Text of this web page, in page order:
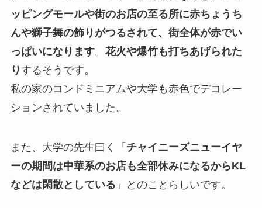
ッピングモールや街のお店の至る所に赤ちょうち
んや獅子舞の飾りがつるされて、街全体が赤でい
っぱいになります。 花火や爆竹も打ちあげられた
りするそうです。
私の家のコンドミニアムや大学も赤色でデコレー
ションされていました。
また、大学の先生曰く「 チャイニーズニューイヤ
ーの期間は中華系のお店も全部休みになるからKL
などは閑散としている 」とのことらしいです。